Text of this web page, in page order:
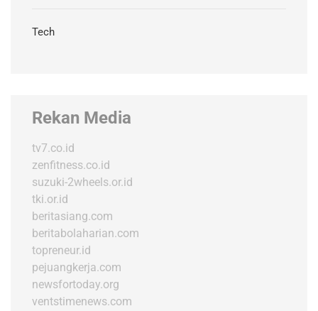
Tech
Rekan Media
tv7.co.id
zenfitness.co.id
suzuki-2wheels.or.id
tki.or.id
beritasiang.com
beritabolaharian.com
topreneur.id
pejuangkerja.com
newsfortoday.org
ventstimenews.com